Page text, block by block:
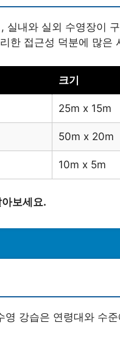
실내와 실외 수영장이
한 접근성 덕분에 많은
크기
25m x 15m
50m x 20m
10m x 5m
보세요.
강습은 연령대와 수